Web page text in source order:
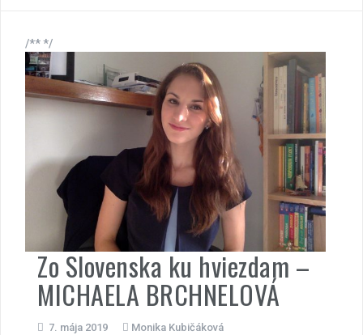
/** */
Zo Slovenska ku hviezdam –
MICHAELA BRCHNELOVÁ
7. mája 2019 Monika Kubičáková